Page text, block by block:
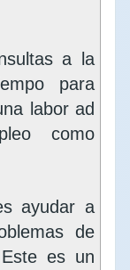
a la
para
labor ad
como
ayudar a
de
Este es un